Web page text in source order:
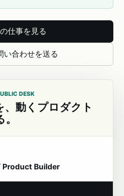
仕事を見る
い合わせを送る
DESK
、動くプロダクト
Product Builder